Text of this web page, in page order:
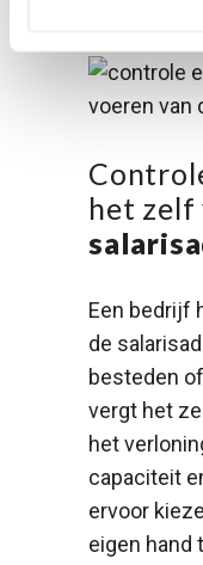
het zelf
Een bedrijf
de
besteden
vergt het
het
capaciteit
ervoor
eigen hand